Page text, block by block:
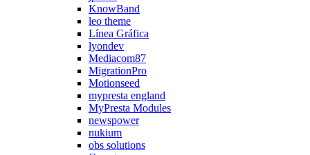
KnowBand
leo theme
Línea Gráfica
lyondev
Mediacom87
MigrationPro
Motionseed
mypresta england
MyPresta Modules
newspower
nukium
obs solutions